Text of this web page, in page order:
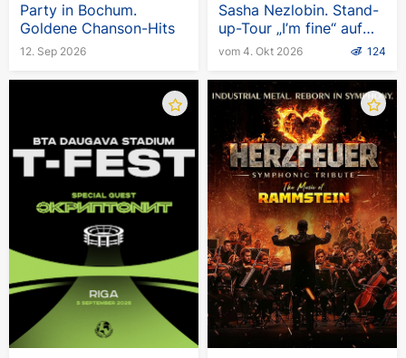
Party in Bochum.
Goldene Chanson-Hits
12. Sep 2026
Sasha Nezlobin. Stand-
up-Tour „I’m fine“ auf
Englisch
vom 4. Okt 2026 124